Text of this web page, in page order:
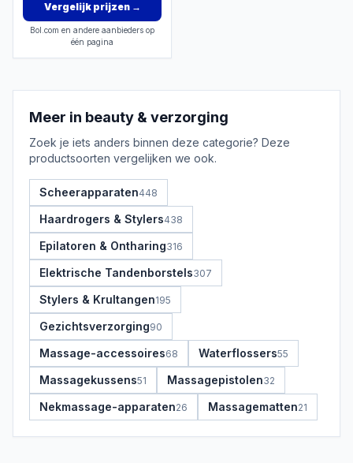
Vergelijk prijzen→
Bol.com en andere aanbieders op
één pagina
Meer in beauty & verzorging
Zoek je iets anders binnen deze categorie? Deze
productsoorten vergelijken we ook.
Scheerapparaten448
Haardrogers & Stylers438
Epilatoren & Ontharing316
Elektrische Tandenborstels307
Stylers & Krultangen195
Gezichtsverzorging90
Massage-accessoires68 Waterflossers55
Massagekussens51 Massagepistolen32
Nekmassage-apparaten26 Massagematten21